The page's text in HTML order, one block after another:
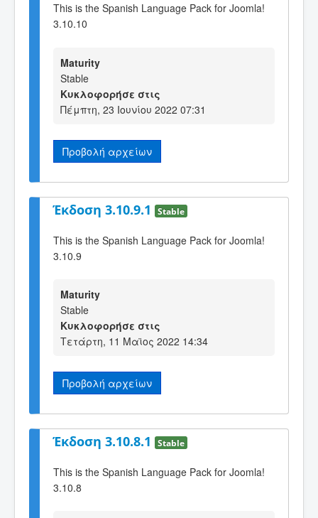
This is the Spanish Language Pack for Joomla!
3.10.10
Maturity
Stable
Κυκλοφορήσε στις
Πέμπτη, 23 Ιουνίου 2022 07:31
Προβολή αρχείων
Έκδοση 3.10.9.1 Stable
This is the Spanish Language Pack for Joomla!
3.10.9
Maturity
Stable
Κυκλοφορήσε στις
Τετάρτη, 11 Μαϊος 2022 14:34
Προβολή αρχείων
Έκδοση 3.10.8.1 Stable
This is the Spanish Language Pack for Joomla!
3.10.8